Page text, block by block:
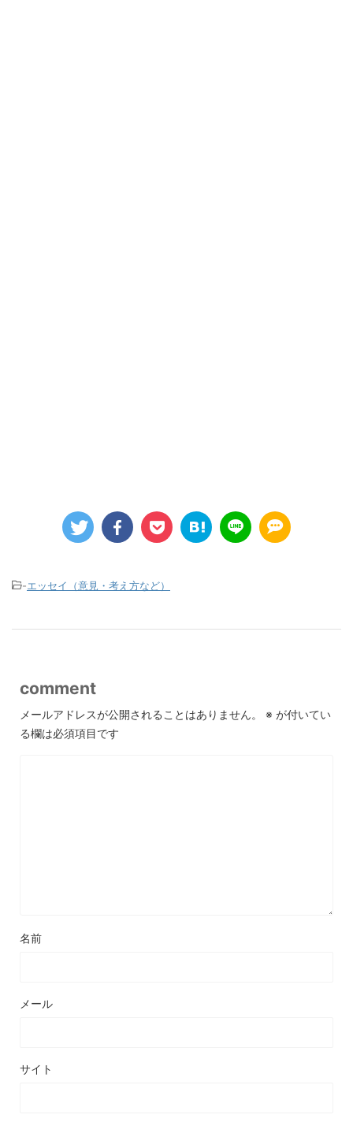
-エッセイ（意見・考え方など）
comment
メールアドレスが公開されることはありません。 ※ が付いてい
る欄は必須項目です
名前
メール
サイト